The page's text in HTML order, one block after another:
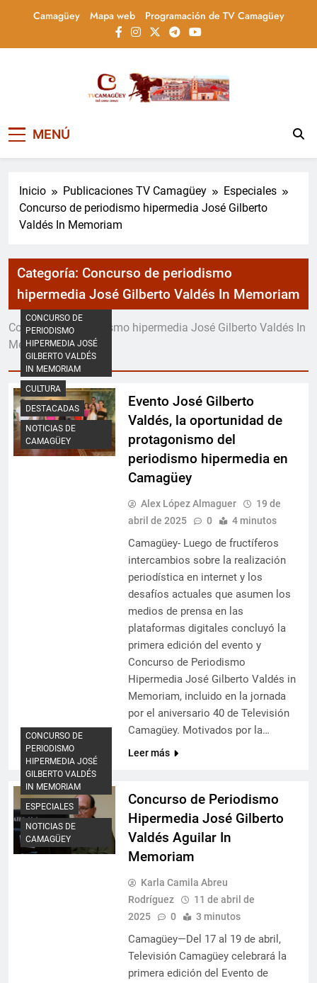
Camagüey Mapa web Programación de TV Camagüey
Televisión Camagüey,
Cuba
informa, educa y entretiene con contenidos
la actualidad nacional
MENÚ
Inicio Publicaciones TV Camagüey
Especiales
Concurso de periodismo hipermedia José Gilberto
Valdés In Memoriam
Categoría: Concurso de periodismo
hipermedia José Gilberto Valdés In Memoriam
Concurso de periodismo hipermedia José Gilberto Valdés In
Memoriam
CONCURSO DE
PERIODISMO
HIPERMEDIA JOSÉ
GILBERTO VALDÉS
IN MEMORIAM
CULTURA
DESTACADAS
NOTICIAS DE
CAMAGÜEY
Evento José Gilberto
Valdés, la oportunidad de
protagonismo del
periodismo hipermedia en
Camagüey
Alex López Almaguer
19 de
abril de 2025
0 4 minutos
Camagüey- Luego de fructíferos
intercambios sobre la realización
periodística en internet y los
desafíos actuales que asumen los
medios de prensa en las
plataformas digitales concluyó la
primera edición del evento y
Concurso de Periodismo
Hipermedia José Gilberto Valdés in
Memoriam, incluido en la jornada
por el aniversario 40 de Televisión
Camagüey. Motivados por la…
Leer más
CONCURSO DE
PERIODISMO
HIPERMEDIA JOSÉ
GILBERTO VALDÉS
IN MEMORIAM
ESPECIALES
NOTICIAS DE
CAMAGÜEY
Concurso de Periodismo
Hipermedia José Gilberto
Valdés Aguilar In
Memoriam
Karla Camila Abreu
Rodríguez
11 de abril de
2025
0 3 minutos
Camagüey—Del 17 al 19 de abril,
Televisión Camagüey celebrará la
primera edición del Evento de